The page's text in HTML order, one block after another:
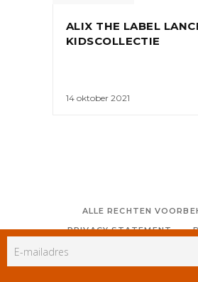
ALIX THE LABEL
KIDSCOLLECTIE
14 oktober 2021
ALLE RECHTEN
PRIVACY STATEMENT